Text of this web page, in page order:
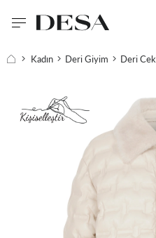
Kadın Deri Giyim Deri